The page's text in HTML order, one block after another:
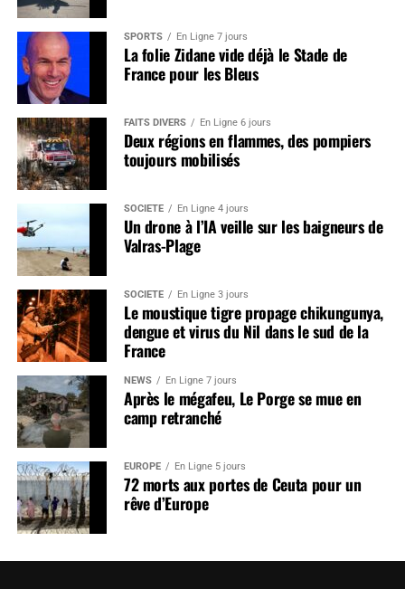
SPORTS En Ligne 7 jours
La folie Zidane vide déjà le Stade de
France pour les Bleus
FAITS DIVERS En Ligne 6 jours
Deux régions en flammes, des pompiers
toujours mobilisés
SOCIÉTÉ En Ligne 4 jours
Un drone à l’IA veille sur les baigneurs de
Valras-Plage
SOCIÉTÉ En Ligne 3 jours
Le moustique tigre propage chikungunya,
dengue et virus du Nil dans le sud de la
France
NEWS En Ligne 7 jours
Après le mégafeu, Le Porge se mue en
camp retranché
EUROPE En Ligne 5 jours
72 morts aux portes de Ceuta pour un
rêve d’Europe